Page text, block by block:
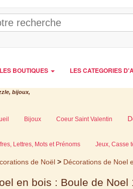
LES BOUTIQUES LES CATEGORIES
bijoux,
Bijoux Coeur Saint Valentin
Lettres, Mots et Prénoms Jeux, Casse
de Noël > Décorations de Noel
en bois : Boule de